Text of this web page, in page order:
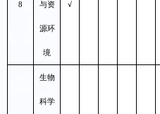
8 与资
源环
境
√
生物
科学